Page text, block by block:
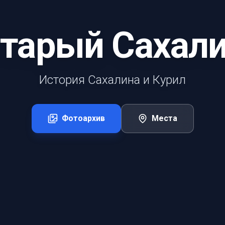
История Сахалина и Курил
Фотоархив Места